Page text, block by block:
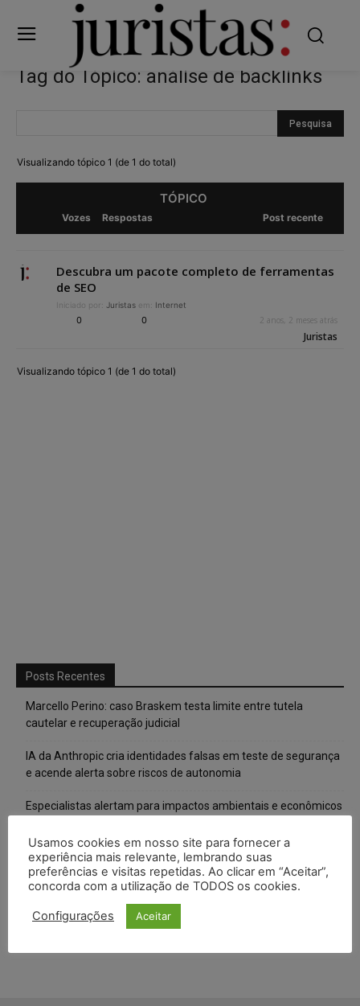
Tag do Tópico: análise de backlinks
Visualizando tópico 1 (de 1 do total)
TÓPICO
Vozes Respostas Post recente
Descubra um pacote completo de ferramentas
de SEO
Iniciado por: Juristas em: Internet
0 0 2 anos, 2 meses atrás
Juristas
Visualizando tópico 1 (de 1 do total)
Posts Recentes
Marcello Perino: caso Braskem testa limite entre tutela
cautelar e recuperação judicial
IA da Anthropic cria identidades falsas em teste de segurança
e acende alerta sobre riscos de autonomia
Especialistas alertam para impactos ambientais e econômicos
TSE reforça que sistemas das urnas eletrônicas tornam-se
invioláveis após assinatura digital e lacração
STF inicia julgamento sobre constitucionalidade da proibição
dos jogos de azar no Brasil
Usamos cookies em nosso site para fornecer a
experiência mais relevante, lembrando suas
preferências e visitas repetidas. Ao clicar em “Aceitar”,
concorda com a utilização de TODOS os cookies.
Configurações Aceitar